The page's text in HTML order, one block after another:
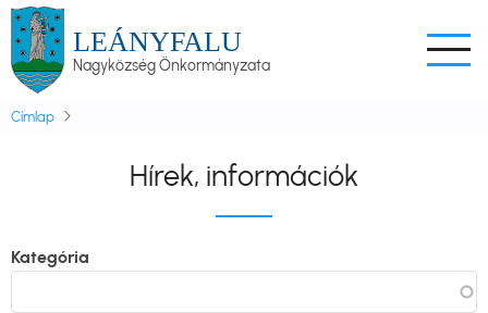
Ugrás
tartalomra
LEÁNYFALU
Nagyközség Önkormányzata
Címlap
Hírek, információk
Kategória